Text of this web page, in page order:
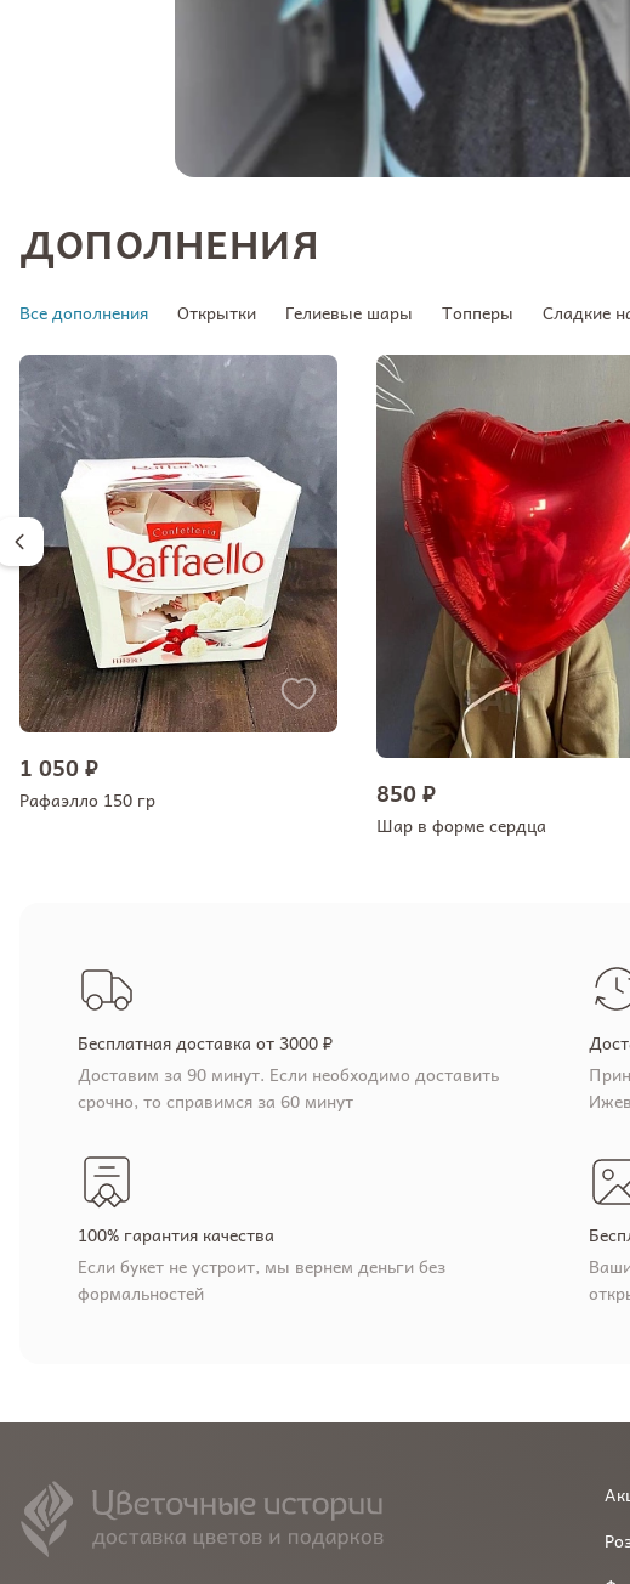
ДОПОЛНЕНИЯ
Все дополнения Открытки Гелиевые шары Топперы Сладкие
1 050 ₽
Рафаэлло 150 гр 850 ₽
Шар в форме сердца
Бесплатная доставка от 3000 ₽
Доставим за 90 минут. Если необходимо доставить
срочно, то справимся за 60 минут
100% гарантия качества
Если букет не устроит, мы вернем деньги без
формальностей